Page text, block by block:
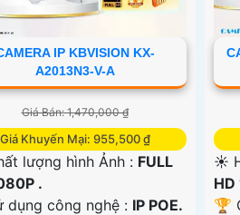
IP KBVISION KX-
A2013N3-V-A
Giá Bán: 1,470,000 ₫
Giá Khuyến Mại: 955,500 ₫
lượng hình Ảnh : FULL
.
dụng công nghệ : IP POE.
☀️
HD
🏆